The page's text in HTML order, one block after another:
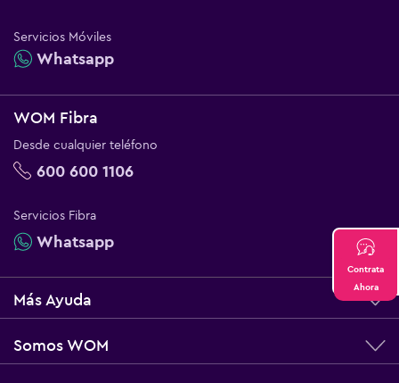
Servicios Móviles
Whatsapp
WOM Fibra
Desde cualquier teléfono
600 600 1106
Servicios Fibra
Whatsapp
Más Ayuda
Somos WOM
Contrata
Ahora